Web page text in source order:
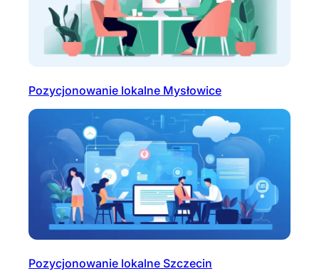
Pozycjonowanie lokalne Mysłowice
Pozycjonowanie lokalne Szczecin